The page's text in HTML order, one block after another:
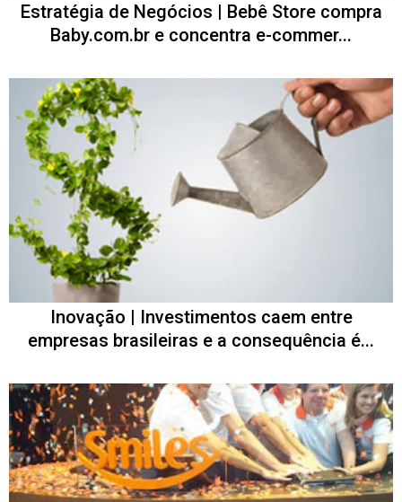
Estratégia de Negócios | Bebê Store compra
Baby.com.br e concentra e-commer...
Inovação | Investimentos caem entre
empresas brasileiras e a consequência é...